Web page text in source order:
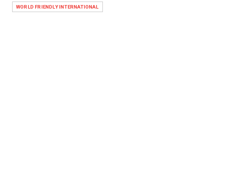
WORLD FRIENDLY INTERNATIONAL